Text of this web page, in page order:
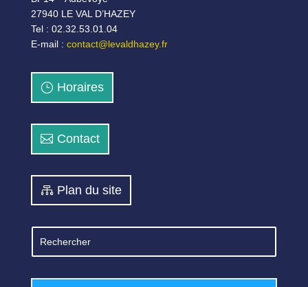
27940 LE VAL D’HAZEY
Tel : 02.32.53.01.04
E-mail : contact@levaldhazey.fr
Horaires
Contact
Plan du site